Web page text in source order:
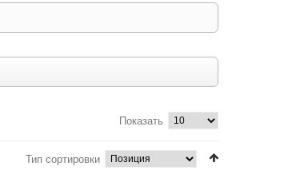
Показать
Тип сортировки